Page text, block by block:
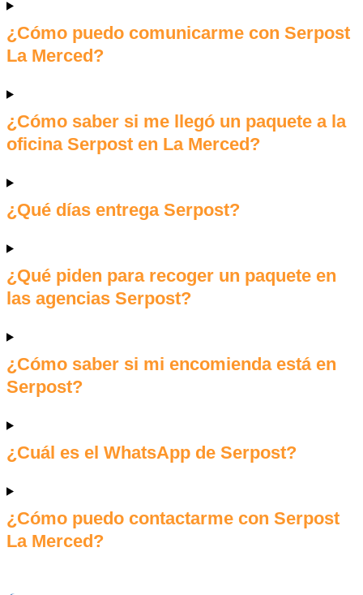
¿Cómo puedo comunicarme con Serpost
La Merced?
¿Cómo saber si me llegó un paquete a la
oficina Serpost en La Merced?
¿Qué días entrega Serpost?
¿Qué piden para recoger un paquete en
las agencias Serpost?
¿Cómo saber si mi encomienda está en
Serpost?
¿Cuál es el WhatsApp de Serpost?
¿Cómo puedo contactarme con Serpost
La Merced?